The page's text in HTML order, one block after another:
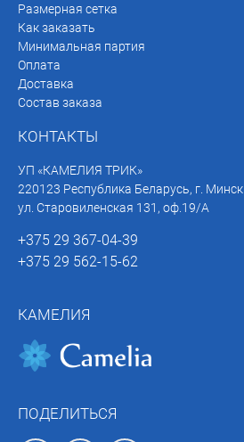
Размерная сетка
Как заказать
Минимальная партия
Оплата
Доставка
Состав заказа
КОНТАКТЫ
УП «КАМЕЛИЯ ТРИК»
220123 Республика Беларусь, г. Минск
ул. Старовиленская 131, оф.19/А
+375 29 367-04-39
+375 29 562-15-62
КАМЕЛИЯ
ПОДЕЛИТЬСЯ